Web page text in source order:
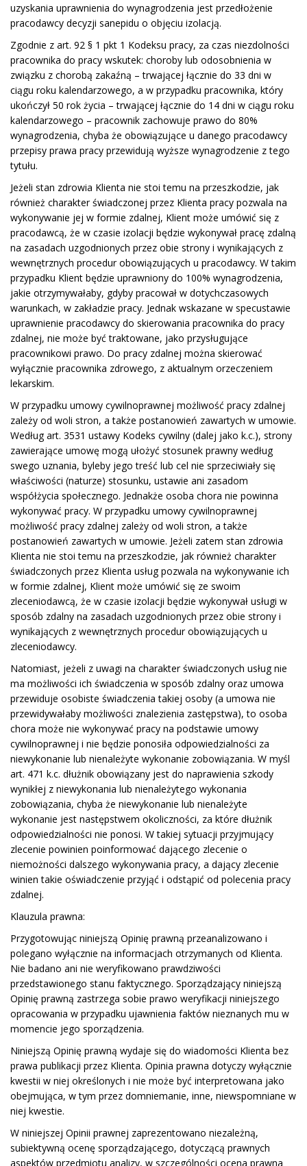
uzyskania uprawnienia do wynagrodzenia jest przedłożenie
pracodawcy decyzji sanepidu o objęciu izolacją.
Zgodnie z art. 92 § 1 pkt 1 Kodeksu pracy, za czas niezdolności
pracownika do pracy wskutek: choroby lub odosobnienia w
związku z chorobą zakaźną – trwającej łącznie do 33 dni w
ciągu roku kalendarzowego, a w przypadku pracownika, który
ukończył 50 rok życia – trwającej łącznie do 14 dni w ciągu roku
kalendarzowego – pracownik zachowuje prawo do 80%
wynagrodzenia, chyba że obowiązujące u danego pracodawcy
przepisy prawa pracy przewidują wyższe wynagrodzenie z tego
tytułu.
Jeżeli stan zdrowia Klienta nie stoi temu na przeszkodzie, jak
również charakter świadczonej przez Klienta pracy pozwala na
wykonywanie jej w formie zdalnej, Klient może umówić się z
pracodawcą, że w czasie izolacji będzie wykonywał pracę zdalną
na zasadach uzgodnionych przez obie strony i wynikających z
wewnętrznych procedur obowiązujących u pracodawcy. W takim
przypadku Klient będzie uprawniony do 100% wynagrodzenia,
jakie otrzymywałaby, gdyby pracował w dotychczasowych
warunkach, w zakładzie pracy. Jednak wskazane w specustawie
uprawnienie pracodawcy do skierowania pracownika do pracy
zdalnej, nie może być traktowane, jako przysługujące
pracownikowi prawo. Do pracy zdalnej można skierować
wyłącznie pracownika zdrowego, z aktualnym orzeczeniem
lekarskim.
W przypadku umowy cywilnoprawnej możliwość pracy zdalnej
zależy od woli stron, a także postanowień zawartych w umowie.
Według art. 3531 ustawy Kodeks cywilny (dalej jako k.c.), strony
zawierające umowę mogą ułożyć stosunek prawny według
swego uznania, byleby jego treść lub cel nie sprzeciwiały się
właściwości (naturze) stosunku, ustawie ani zasadom
współżycia społecznego. Jednakże osoba chora nie powinna
wykonywać pracy. W przypadku umowy cywilnoprawnej
możliwość pracy zdalnej zależy od woli stron, a także
postanowień zawartych w umowie. Jeżeli zatem stan zdrowia
Klienta nie stoi temu na przeszkodzie, jak również charakter
świadczonych przez Klienta usług pozwala na wykonywanie ich
w formie zdalnej, Klient może umówić się ze swoim
zleceniodawcą, że w czasie izolacji będzie wykonywał usługi w
sposób zdalny na zasadach uzgodnionych przez obie strony i
wynikających z wewnętrznych procedur obowiązujących u
zleceniodawcy.
Natomiast, jeżeli z uwagi na charakter świadczonych usług nie
ma możliwości ich świadczenia w sposób zdalny oraz umowa
przewiduje osobiste świadczenia takiej osoby (a umowa nie
przewidywałaby możliwości znalezienia zastępstwa), to osoba
chora może nie wykonywać pracy na podstawie umowy
cywilnoprawnej i nie będzie ponosiła odpowiedzialności za
niewykonanie lub nienależyte wykonanie zobowiązania. W myśl
art. 471 k.c. dłużnik obowiązany jest do naprawienia szkody
wynikłej z niewykonania lub nienależytego wykonania
zobowiązania, chyba że niewykonanie lub nienależyte
wykonanie jest następstwem okoliczności, za które dłużnik
odpowiedzialności nie ponosi. W takiej sytuacji przyjmujący
zlecenie powinien poinformować dającego zlecenie o
niemożności dalszego wykonywania pracy, a dający zlecenie
winien takie oświadczenie przyjąć i odstąpić od polecenia pracy
zdalnej.
Klauzula prawna:
Przygotowując niniejszą Opinię prawną przeanalizowano i
polegano wyłącznie na informacjach otrzymanych od Klienta.
Nie badano ani nie weryfikowano prawdziwości
przedstawionego stanu faktycznego. Sporządzający niniejszą
Opinię prawną zastrzega sobie prawo weryfikacji niniejszego
opracowania w przypadku ujawnienia faktów nieznanych mu w
momencie jego sporządzenia.
Niniejszą Opinię prawną wydaje się do wiadomości Klienta bez
prawa publikacji przez Klienta. Opinia prawna dotyczy wyłącznie
kwestii w niej określonych i nie może być interpretowana jako
obejmująca, w tym przez domniemanie, inne, niewspomniane w
niej kwestie.
W niniejszej Opinii prawnej zaprezentowano niezależną,
subiektywną ocenę sporządzającego, dotyczącą prawnych
aspektów przedmiotu analizy, w szczególności ocena prawna